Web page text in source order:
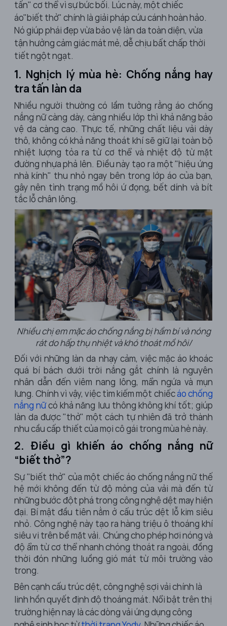
tấn" cơ thể vì sự bức bối. Lúc này, một chiếc
áo"biết thở" chính là giải pháp cứu cánh hoàn hảo.
Nó giúp phái đẹp vừa bảo vệ làn da toàn diện, vừa
tận hưởng cảm giác mát mẻ, dễ chịu bất chấp thời
tiết ngột ngạt.
1. Nghịch lý mùa hè: Chống nắng hay
tra tấn làn da
Nhiều người thường có lầm tưởng rằng áo chống
nắng nữ càng dày, càng nhiều lớp thì khả năng bảo
vệ da càng cao. Thực tế, những chất liệu vải dày
thô, không có khả năng thoát khí sẽ giữ lại toàn bộ
nhiệt lượng tỏa ra từ cơ thể và nhiệt độ từ mặt
đường nhựa phả lên. Điều này tạo ra một "hiệu ứng
nhà kính" thu nhỏ ngay bên trong lớp áo của bạn,
gây nên tình trạng mồ hôi ứ đọng, bết dính và bít
tắc lỗ chân lông.
Nhiều chị em mặc áo chống nắng bị hầm bí và nóng
rát do hấp thụ nhiệt và khó thoát mồ hôi/
Đối với những làn da nhạy cảm, việc mặc áo khoác
quá bí bách dưới trời nắng gắt chính là nguyên
nhân dẫn đến viêm nang lông, mẩn ngứa và mụn
lưng. Chính vì vậy, việc tìm kiếm một chiếcáo chống
nắng nữcó khả năng lưu thông không khí tốt; giúp
làn da được "thở" một cách tự nhiên đã trở thành
nhu cầu cấp thiết của mọi cô gái trong mùa hè này.
2. Điều gì khiến áo chống nắng nữ
“biết thở”?
Sự "biết thở" của một chiếcáo chống nắng nữthế
hệ mới không đến từ độ mỏng của vải mà đến từ
những bước đột phá trong công nghệ dệt may hiện
đại. Bí mật đầu tiên nằm ở cấu trúc dệt lỗ kim siêu
nhỏ. Công nghệ này tạo ra hàng triệu ô thoáng khí
siêu vi trên bề mặt vải. Chúng cho phép hơi nóng và
độ ẩm từ cơ thể nhanh chóng thoát ra ngoài, đồng
thời đón những luồng gió mát từ môi trường vào
trong.
Bên cạnh cấu trúc dệt, công nghệ sợi vải chính là
linh hồn quyết định độ thoáng mát. Nổi bật trên thị
trường hiện nay là các dòng vải ứng dụng công